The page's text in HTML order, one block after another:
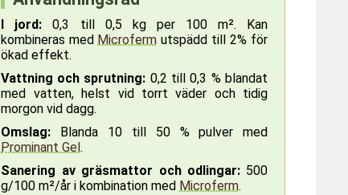
I jord: 0,3 till 0,5 kg per 100 m². Kan
kombineras med Microferm utspädd till 2% för
ökad effekt.
Vattning och sprutning: 0,2 till 0,3 % blandat
med vatten, helst vid torrt väder och tidig
morgon vid dagg.
Omslag: Blanda 10 till 50 % pulver med
Prominant Gel.
Sanering av gräsmattor och odlingar: 500
g/100 m²/år i kombination med Microferm.